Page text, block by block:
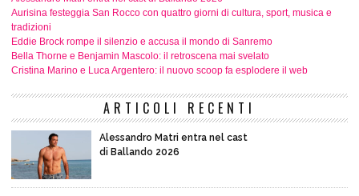
Aurisina festeggia San Rocco con quattro giorni di cultura, sport, musica e
tradizioni
Eddie Brock rompe il silenzio e accusa il mondo di Sanremo
Bella Thorne e Benjamin Mascolo: il retroscena mai svelato
Cristina Marino e Luca Argentero: il nuovo scoop fa esplodere il web
ARTICOLI RECENTI
Alessandro Matri entra nel cast
di Ballando 2026